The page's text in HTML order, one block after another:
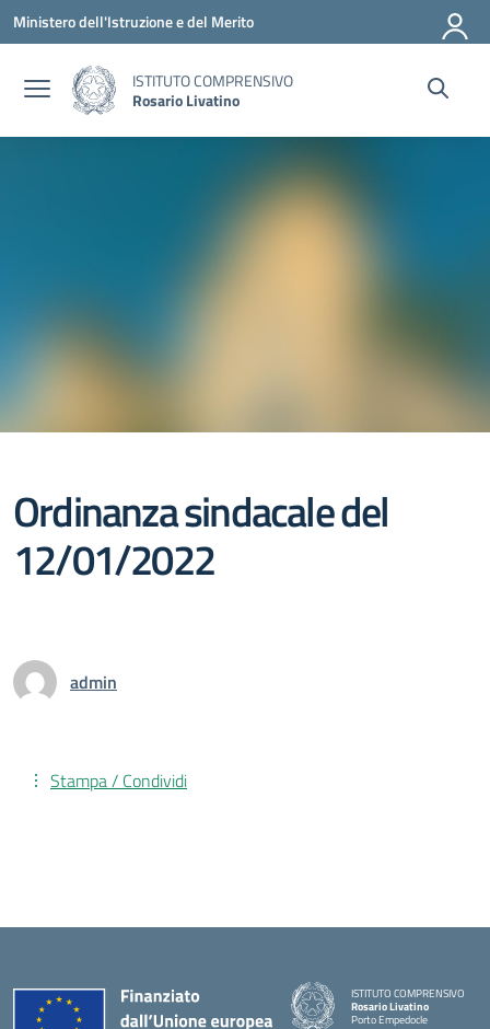
Vai ai contenuti
Vai al menu di navigazione
Vai al footer
Ministero dell'Istruzione e del Merito
ISTITUTO COMPRENSIVO
Rosario Livatino
Ordinanza sindacale del
12/01/2022
admin
Stampa / Condividi
ISTITUTO COMPRENSIVO
Rosario Livatino
Porto Empedocle